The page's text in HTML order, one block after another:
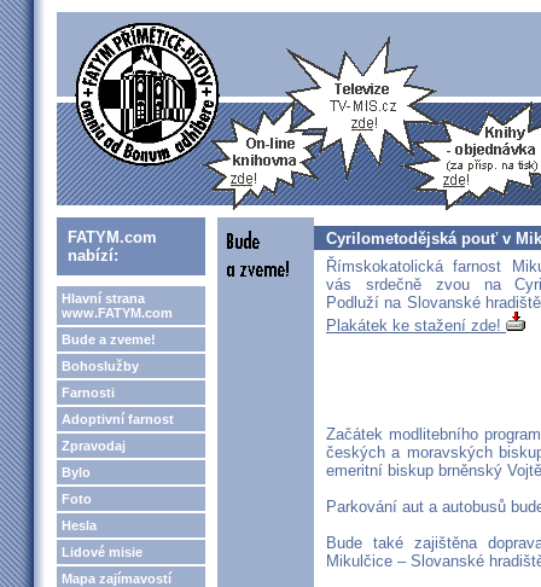
FATYM.com
nabízí:
Hlavní strana
www.FATYM.com
Bude a zveme!
Bohoslužby
Farnosti
Adoptivní farnost
Zpravodaj
Bylo
Foto
Hesla
Lidové misie
Mapa zajímavostí
Cyrilometodějská pouť v
Římskokatolická farnost
vás srdečně zvou na
Podluží na Slovanské
Plakátek ke stažení zde!
Začátek modlitebního
českých a moravských
emeritní biskup brněnský
Parkování aut a autobusů
Bude také zajištěna
Mikulčice – Slovanské